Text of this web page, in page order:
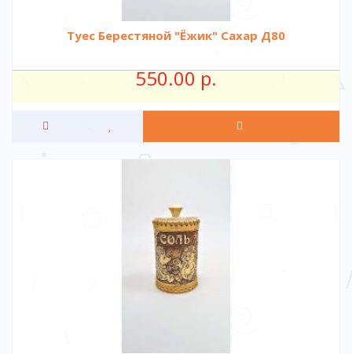
Туес Берестяной "Ёжик" Сахар Д80
550.00 р.